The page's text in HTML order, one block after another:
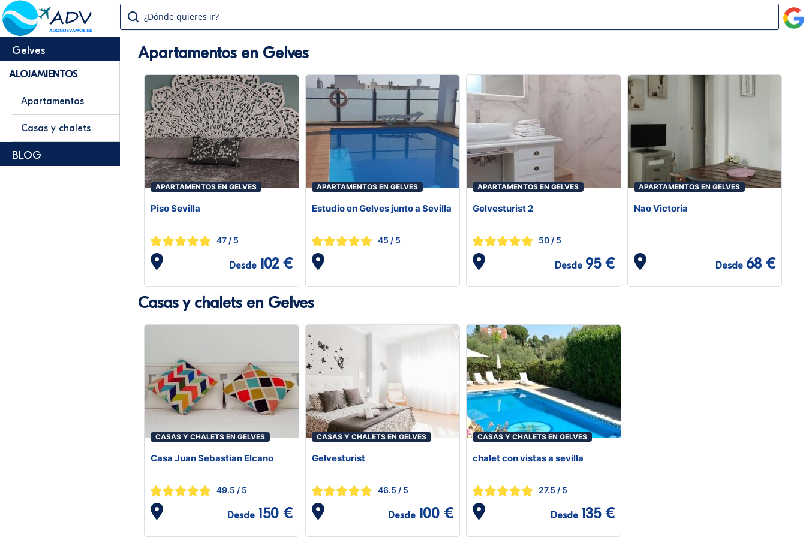
¿Dónde quieres ir?
Gelves
ALOJAMIENTOS
Apartamentos
Casas y chalets
BLOG
Apartamentos en Gelves
APARTAMENTOS EN GELVES
Piso Sevilla
47 / 5
Desde 102 €
APARTAMENTOS EN GELVES
Estudio en Gelves junto a Sevilla
45 / 5
APARTAMENTOS EN GELVES
Gelvesturist 2
50 / 5
Desde 95 €
APARTAMENTOS EN GELVES
Nao Victoria
Desde 68 €
Casas y chalets en Gelves
CASAS Y CHALETS EN GELVES
Casa Juan Sebastian Elcano
49.5 / 5
Desde 150 €
CASAS Y CHALETS EN GELVES
Gelvesturist
46.5 / 5
Desde 100 €
CASAS Y CHALETS EN GELVES
chalet con vistas a sevilla
27.5 / 5
Desde 135 €